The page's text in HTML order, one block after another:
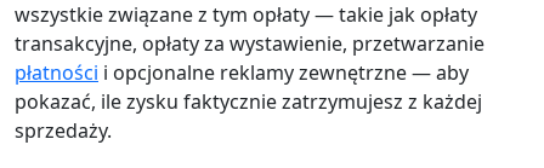
wszystkie związane z tym opłaty — takie jak opłaty
transakcyjne, opłaty za wystawienie, przetwarzanie
płatności i opcjonalne reklamy zewnętrzne — aby
pokazać, ile zysku faktycznie zatrzymujesz z każdej
sprzedaży.